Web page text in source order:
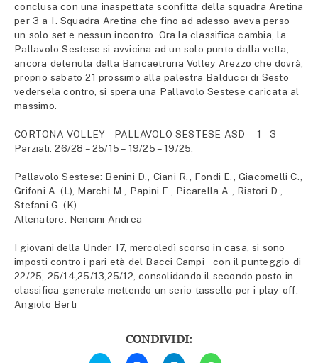
conclusa con una inaspettata sconfitta della squadra Aretina
per 3 a 1. Squadra Aretina che fino ad adesso aveva perso
un solo set e nessun incontro. Ora la classifica cambia, la
Pallavolo Sestese si avvicina ad un solo punto dalla vetta,
ancora detenuta dalla Bancaetruria Volley Arezzo che dovrà,
proprio sabato 21 prossimo alla palestra Balducci di Sesto
vedersela contro, si spera una Pallavolo Sestese caricata al
massimo.
CORTONA VOLLEY – PALLAVOLO SESTESE ASD 1 – 3
Parziali: 26/28 – 25/15 – 19/25 – 19/25.
Pallavolo Sestese: Benini D., Ciani R., Fondi E., Giacomelli C.,
Grifoni A. (L), Marchi M., Papini F., Picarella A., Ristori D.,
Stefani G. (K).
Allenatore: Nencini Andrea
I giovani della Under 17, mercoledì scorso in casa, si sono
imposti contro i pari età del Bacci Campi con il punteggio di
22/25, 25/14,25/13,25/12, consolidando il secondo posto in
classifica generale mettendo un serio tassello per i play-off.
Angiolo Berti
CONDIVIDI:
Fai
Fai Fai Fai